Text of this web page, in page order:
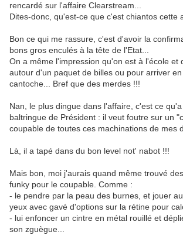
rencardé sur l'affaire Clearstream...
Dites-donc, qu'est-ce que c'est chiantos cette
Bon ce qui me rassure, c'est d'avoir la
bons gros enculés à la tête de l'Etat...
On a même l'impression qu'on est à l'école et
autour d'un paquet de billes ou pour arriver
cantoche... Bref que des merdes !!!
Nan, le plus dingue dans l'affaire, c'est ce
baltringue de Président : il veut foutre sur un
coupable de toutes ces machinations de mes
Là, il a tapé dans du bon level not' nabot !!!
Mais bon, moi j'aurais quand même trouvé
funky pour le coupable. Comme :
- le pendre par la peau des burnes, et jouer
yeux avec gavé d'options sur la rétine pour
- lui enfoncer un cintre en métal rouillé et
son zguègue...